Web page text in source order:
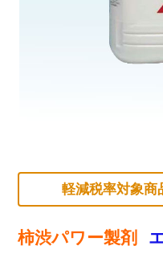
軽減税率対象商
柿渋パワー製剤